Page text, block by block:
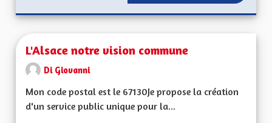
L'Alsace notre vision commune
Di Giovanni
Mon code postal est le 67130Je propose la création
d'un service public unique pour la...